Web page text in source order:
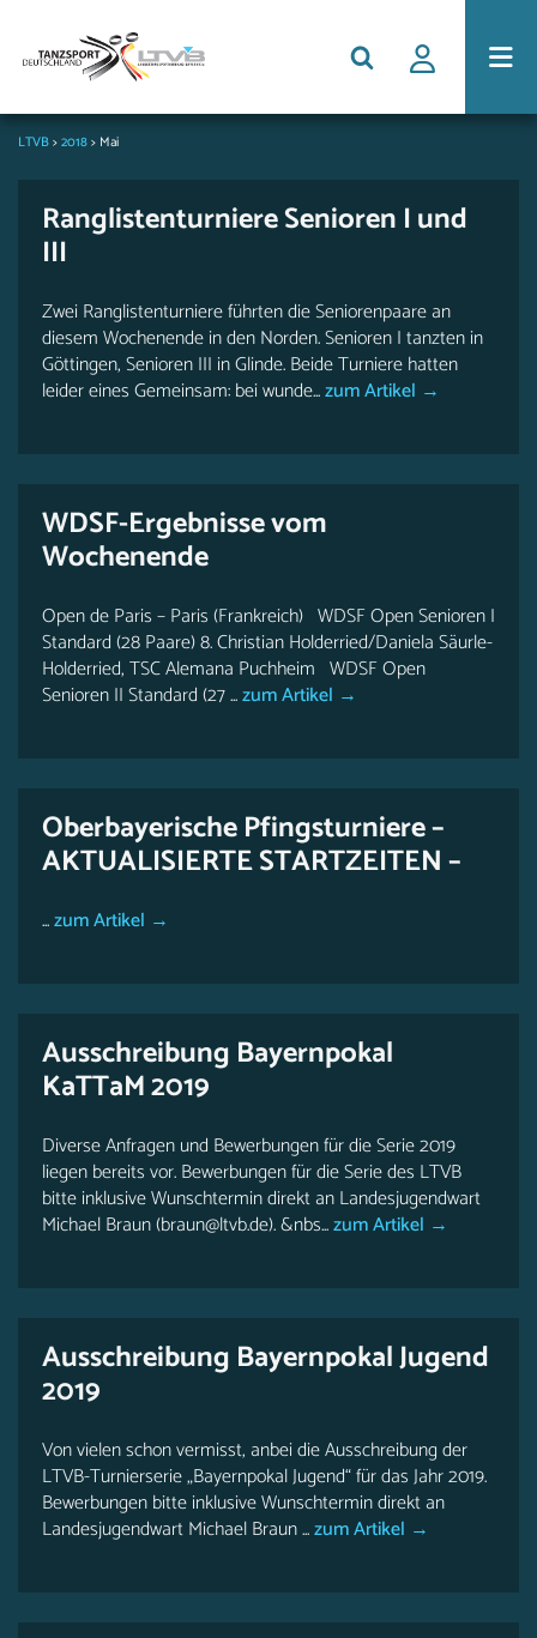
LTVB>2018> Mai
Ranglistenturniere Senioren I und
III
Zwei Ranglistenturniere führten die Seniorenpaare an
diesem Wochenende in den Norden. Senioren I tanzten in
Göttingen, Senioren III in Glinde. Beide Turniere hatten
leider eines Gemeinsam: bei wunde...zum Artikel →
WDSF-Ergebnisse vom
Wochenende
Open de Paris – Paris (Frankreich) WDSF Open Senioren I
Standard (28 Paare) 8. Christian Holderried/Daniela Säurle-
Holderried, TSC Alemana Puchheim WDSF Open
Senioren II Standard (27 ...zum Artikel →
Oberbayerische Pfingsturniere –
AKTUALISIERTE STARTZEITEN –
...zum Artikel →
Ausschreibung Bayernpokal
KaTTaM 2019
Diverse Anfragen und Bewerbungen für die Serie 2019
liegen bereits vor. Bewerbungen für die Serie des LTVB
bitte inklusive Wunschtermin direkt an Landesjugendwart
Michael Braun (braun@ltvb.de). &nbs...zum Artikel →
Ausschreibung Bayernpokal Jugend
2019
Von vielen schon vermisst, anbei die Ausschreibung der
LTVB-Turnierserie „Bayernpokal Jugend“ für das Jahr 2019.
Bewerbungen bitte inklusive Wunschtermin direkt an
Landesjugendwart Michael Braun ...zum Artikel →